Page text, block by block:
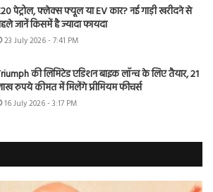
पेट्रोल, फ्लेक्स फ्यूल या EV कार? नई गाड़ी खरीदने से
जानें किसमें है ज्यादा फायदा
23 July 2026 - 7:41 PM
की लिमिटेड एडिशन बाइक लॉन्च के लिए तैयार, 21
रुपये कीमत में मिलेंगे प्रीमियम फीचर्स
16 July 2026 - 3:17 PM